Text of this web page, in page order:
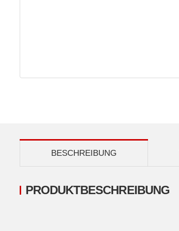
BESCHREIBUNG
PRODUKTBESCHREIBUNG